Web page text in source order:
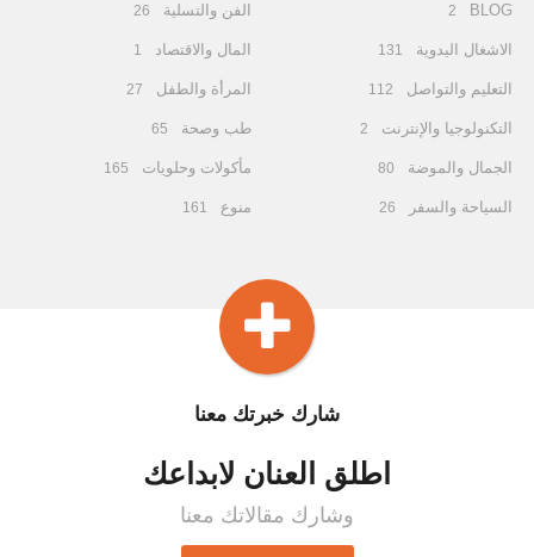
BLOG
2
الاشغال اليدوية 131
التعليم والتواصل 112
التكنولوجيا والإنترنت 2
الجمال والموضة 80
السياحة والسفر 26
الفن والتسلية 26
المال والاقتصاد 1
المرأة والطفل 27
طب وصحة 65
مأكولات وحلويات 165
منوع 161
شارك خبرتك معنا
اطلق العنان لابداعك
وشارك مقالاتك معنا